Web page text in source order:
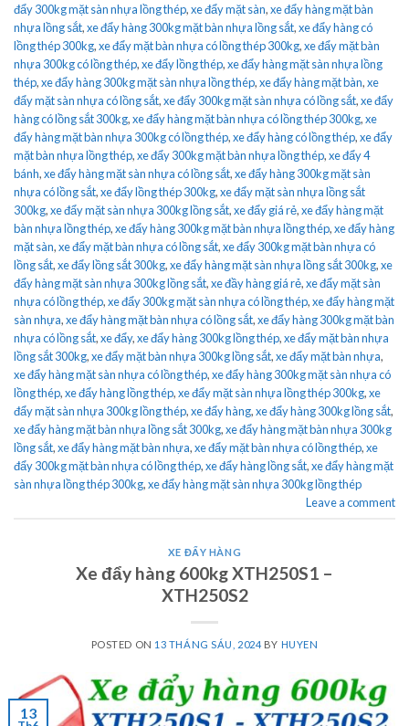
đẩy 300kg mặt sàn nhựa lồng thép,xe đẩy mặt sàn,xe đẩy hàng mặt bàn
nhựa lồng sắt,xe đẩy hàng 300kg mặt bàn nhựa lồng sắt,xe đẩy hàng có
lồng thép 300kg,xe đẩy mặt bàn nhựa có lồng thép 300kg,xe đẩy mặt bàn
nhựa 300kg có lồng thép,xe đẩy lồng thép,xe đẩy hàng mặt sàn nhựa lồng
thép,xe đẩy hàng 300kg mặt sàn nhựa lồng thép,xe đẩy hàng mặt bàn,xe
đẩy mặt sàn nhựa có lồng sắt,xe đẩy 300kg mặt sàn nhựa có lồng sắt,xe đẩy
hàng có lồng sắt 300kg,xe đẩy hàng mặt bàn nhựa có lồng thép 300kg,xe
đẩy hàng mặt bàn nhựa 300kg có lồng thép,xe đẩy hàng có lồng thép,xe đẩy
mặt bàn nhựa lồng thép,xe đẩy 300kg mặt bàn nhựa lồng thép,xe đẩy 4
bánh,xe đẩy hàng mặt sàn nhựa có lồng sắt,xe đẩy hàng 300kg mặt sàn
nhựa có lồng sắt,xe đẩy lồng thép 300kg,xe đẩy mặt sàn nhựa lồng sắt
300kg,xe đẩy mặt sàn nhựa 300kg lồng sắt,xe đẩy giá rẻ,xe đẩy hàng mặt
bàn nhựa lồng thép,xe đẩy hàng 300kg mặt bàn nhựa lồng thép,xe đẩy hàng
mặt sàn,xe đẩy mặt bàn nhựa có lồng sắt,xe đẩy 300kg mặt bàn nhựa có
lồng sắt,xe đẩy lồng sắt 300kg,xe đẩy hàng mặt sàn nhựa lồng sắt 300kg,xe
đẩy hàng mặt sàn nhựa 300kg lồng sắt,xe đầy hàng giá rẻ,xe đẩy mặt sàn
nhựa có lồng thép,xe đẩy 300kg mặt sàn nhựa có lồng thép,xe đẩy hàng mặt
sàn nhựa,xe đẩy hàng mặt bàn nhựa có lồng sắt,xe đẩy hàng 300kg mặt bàn
nhựa có lồng sắt,xe đẩy,xe đẩy hàng 300kg lồng thép,xe đẩy mặt bàn nhựa
lồng sắt 300kg,xe đẩy mặt bàn nhựa 300kg lồng sắt,xe đẩy mặt bàn nhựa,
xe đẩy hàng mặt sàn nhựa có lồng thép,xe đẩy hàng 300kg mặt sàn nhựa có
lồng thép,xe đẩy hàng lồng thép,xe đẩy mặt sàn nhựa lồng thép 300kg,xe
đẩy mặt sàn nhựa 300kg lồng thép,xe đẩy hàng,xe đẩy hàng 300kg lồng sắt,
xe đẩy hàng mặt bàn nhựa lồng sắt 300kg,xe đẩy hàng mặt bàn nhựa 300kg
lồng sắt,xe đẩy hàng mặt bàn nhựa,xe đẩy mặt bàn nhựa có lồng thép,xe
đẩy 300kg mặt bàn nhựa có lồng thép,xe đẩy hàng lồng sắt,xe đẩy hàng mặt
sàn nhựa lồng thép 300kg,xe đẩy hàng mặt sàn nhựa 300kg lồng thép
Leave a comment
XE ĐẨY HÀNG
Xe đẩy hàng 600kg XTH250S1 –
XTH250S2
POSTED ON 13 THÁNG SÁU, 2024 BY HUYEN
13